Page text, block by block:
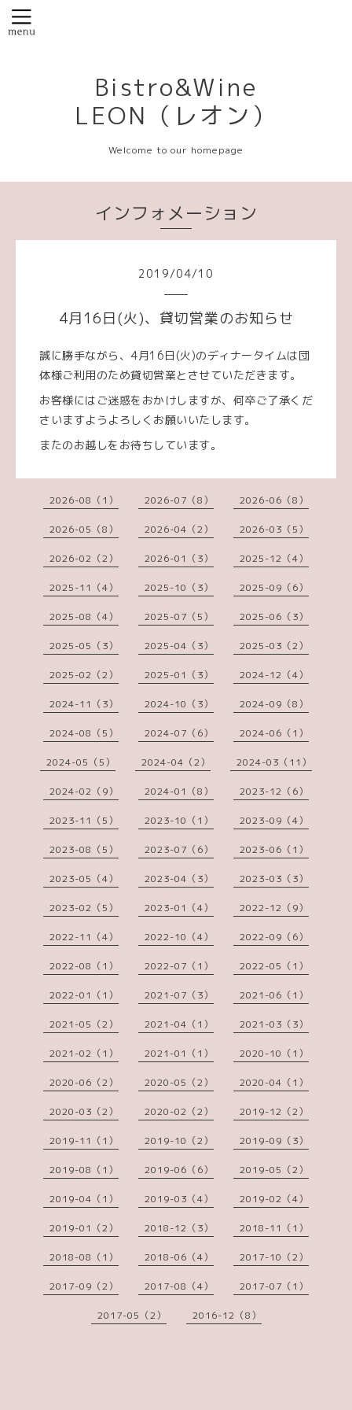
Bistro&Wine
LEON（レオン）
Welcome to our homepage
インフォメーション
2019/04/10
4月16日(火)、貸切営業のお知らせ
誠に勝手ながら、4月16日(火)のディナータイムは団
体様ご利用のため貸切営業とさせていただきます。
お客様にはご迷惑をおかけしますが、何卒ご了承くだ
さいますようよろしくお願いいたします。
またのお越しをお待ちしています。
2026-08（1） 2026-07（8） 2026-06（8）
2026-05（8） 2026-04（2） 2026-03（5）
2026-02（2） 2026-01（3） 2025-12（4）
2025-11（4） 2025-10（3） 2025-09（6）
2025-08（4） 2025-07（5） 2025-06（3）
2025-05（3） 2025-04（3） 2025-03（2）
2025-02（2） 2025-01（3） 2024-12（4）
2024-11（3） 2024-10（3） 2024-09（8）
2024-08（5） 2024-07（6） 2024-06（1）
2024-05（5） 2024-04（2） 2024-03（11）
2024-02（9） 2024-01（8） 2023-12（6）
2023-11（5） 2023-10（1） 2023-09（4）
2023-08（5） 2023-07（6） 2023-06（1）
2023-05（4） 2023-04（3） 2023-03（3）
2023-02（5） 2023-01（4） 2022-12（9）
2022-11（4） 2022-10（4） 2022-09（6）
2022-08（1） 2022-07（1） 2022-05（1）
2022-01（1） 2021-07（3） 2021-06（1）
2021-05（2） 2021-04（1） 2021-03（3）
2021-02（1） 2021-01（1） 2020-10（1）
2020-06（2） 2020-05（2） 2020-04（1）
2020-03（2） 2020-02（2） 2019-12（2）
2019-11（1） 2019-10（2） 2019-09（3）
2019-08（1） 2019-06（6） 2019-05（2）
2019-04（1） 2019-03（4） 2019-02（4）
2019-01（2） 2018-12（3） 2018-11（1）
2018-08（1） 2018-06（4） 2017-10（2）
2017-09（2） 2017-08（4） 2017-07（1）
2017-05（2） 2016-12（8）